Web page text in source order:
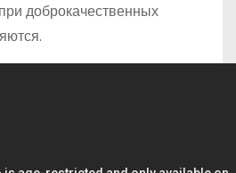
доброкачественных